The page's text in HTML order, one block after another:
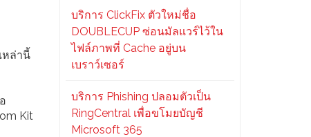
หล่านี้
Kit
บริการ ClickFix ตัวใหม่ชื่อ
DOUBLECUP ซ่อนมัลแวร์ไว้ใน
ไฟล์ภาพที่ Cache อยู่บน
เบราว์เซอร์
บริการ Phishing ปลอมตัวเป็น
RingCentral เพื่อขโมยบัญชี
Microsoft 365